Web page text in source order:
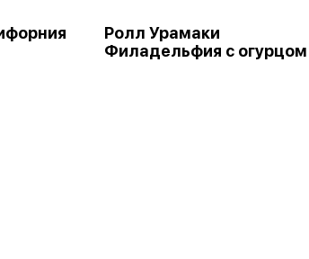
Ролл Урамаки
Филадельфия с огурцом